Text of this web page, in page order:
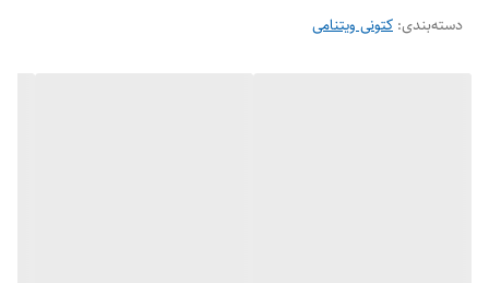
نخی اطمینان حاصل می کند که استفاده آسانی دارد.
دسته‌بندی: کتونی ویتنامی